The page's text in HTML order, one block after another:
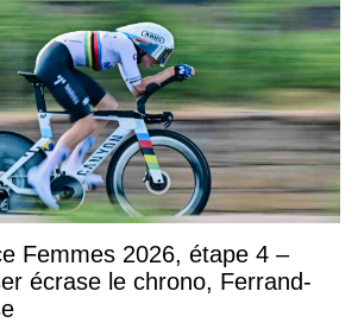
Femmes 2026, étape 4 –
écrase le chrono, Ferrand-